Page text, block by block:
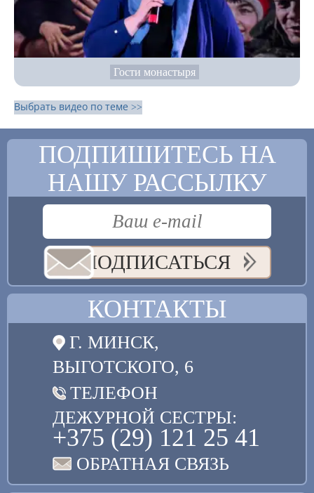
Гости монастыря
Выбрать видео по теме >>
ПОДПИШИТЕСЬ НА
НАШУ РАССЫЛКУ
ПОДПИСАТЬСЯ
КОНТАКТЫ
Г. МИНСК,
ВЫГОТСКОГО, 6
ТЕЛЕФОН
ДЕЖУРНОЙ СЕСТРЫ:
+375 (29) 121 25 41
ОБРАТНАЯ СВЯЗЬ